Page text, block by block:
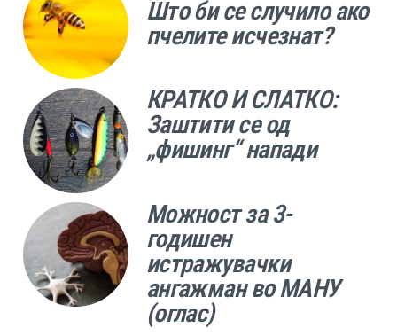
Што би се случило ако
пчелите исчезнат?
КРАТКО И СЛАТКО:
Заштити се од
„фишинг“ напади
Можност за 3-
годишен
истражувачки
ангажман во МАНУ
(оглас)